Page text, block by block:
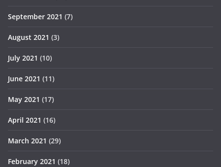
September 2021 (7)
August 2021 (3)
July 2021 (10)
June 2021 (11)
May 2021 (17)
April 2021 (16)
March 2021 (29)
February 2021 (18)